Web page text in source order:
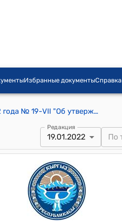
Избранные документыСправка
Постановление Жогорку Кенеша КР от 19 января 2022 года № 19-VII "Об утверждении повестки дня заседания Жогорку Кенеша Кыргызской Республики 19 января 2022 года"
Редакция
19.01.2022